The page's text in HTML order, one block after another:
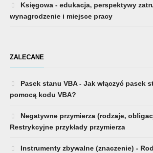
Księgowa - edukacja, perspektywy
wynagrodzenie i miejsce pracy
ZALECANE
Pasek stanu VBA - Jak włączyć pasek
pomocą kodu VBA?
Negatywne przymierza (rodzaje,
Restrykcyjne przykłady przymierza
Instrumenty zbywalne (znaczenie) -